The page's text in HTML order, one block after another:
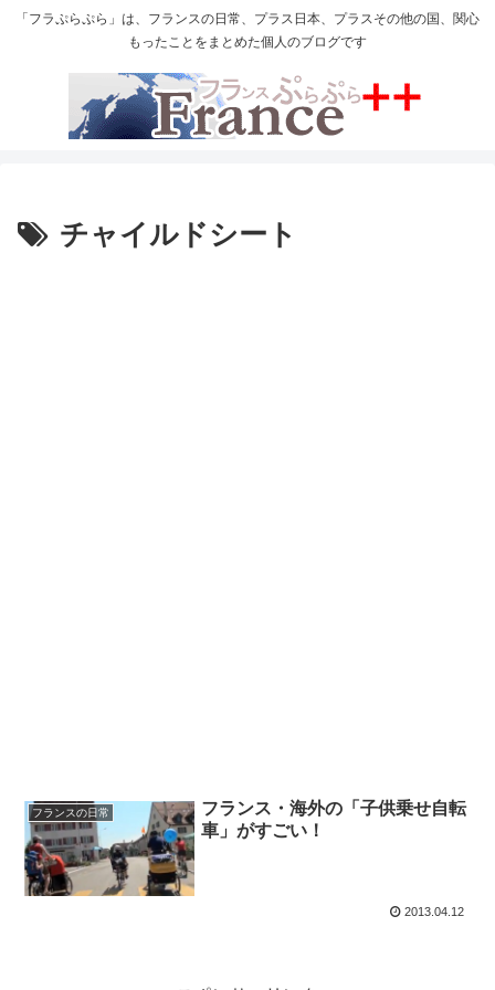
「フラぷらぷら」は、フランスの日常、プラス日本、プラスその他の国、関心
もったことをまとめた個人のブログです
チャイルドシート
フランスの日常
フランス・海外の「子供乗せ自転
車」がすごい！
2013.04.12